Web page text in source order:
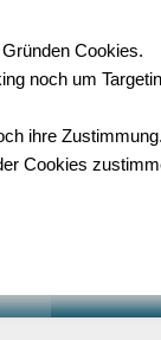
Cookies.
noch um
ihre
Cookies